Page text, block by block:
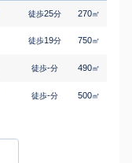
徒歩25分 270㎡
徒歩19分 750㎡
徒歩-分 490㎡
徒歩-分 500㎡